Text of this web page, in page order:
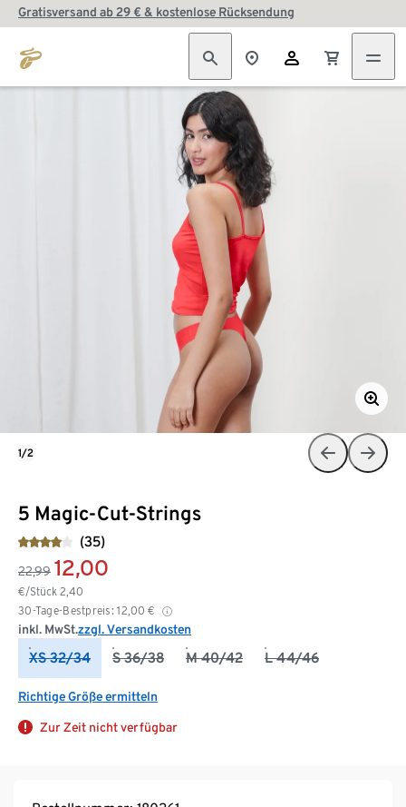
Gratisversand ab 29 € & kostenlose Rücksendung
5 Magic-Cut-Strings
(35)
22,99 12,00
€/Stück 2,40
30-Tage-Bestpreis: 12,00 €
inkl. MwSt.zzgl. Versandkosten
XS 32/34 S 36/38 M 40/42 L 44/46
Richtige Größe ermitteln
Zur Zeit nicht verfügbar
1/2